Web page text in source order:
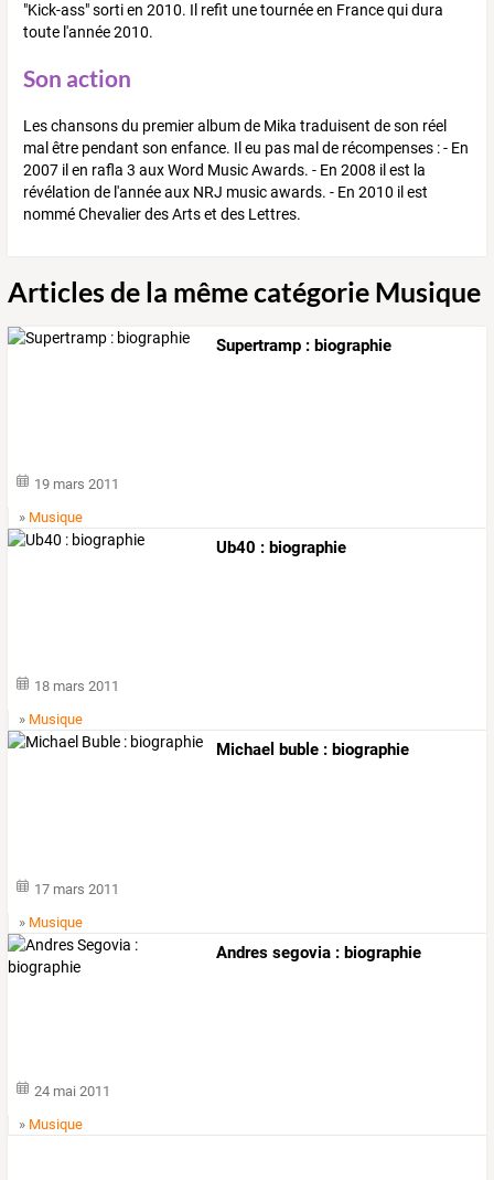
"Kick-ass" sorti en 2010. Il refit une tournée en France qui dura
toute l'année 2010.
Son action
Les chansons du premier album de Mika traduisent de son réel
mal être pendant son enfance. Il eu pas mal de récompenses : - En
2007 il en rafla 3 aux Word Music Awards. - En 2008 il est la
révélation de l'année aux NRJ music awards. - En 2010 il est
nommé Chevalier des Arts et des Lettres.
Articles de la même catégorie Musique
Supertramp : biographie
19 mars 2011
» Musique
Ub40 : biographie
18 mars 2011
» Musique
Michael buble : biographie
17 mars 2011
» Musique
Andres segovia : biographie
24 mai 2011
» Musique